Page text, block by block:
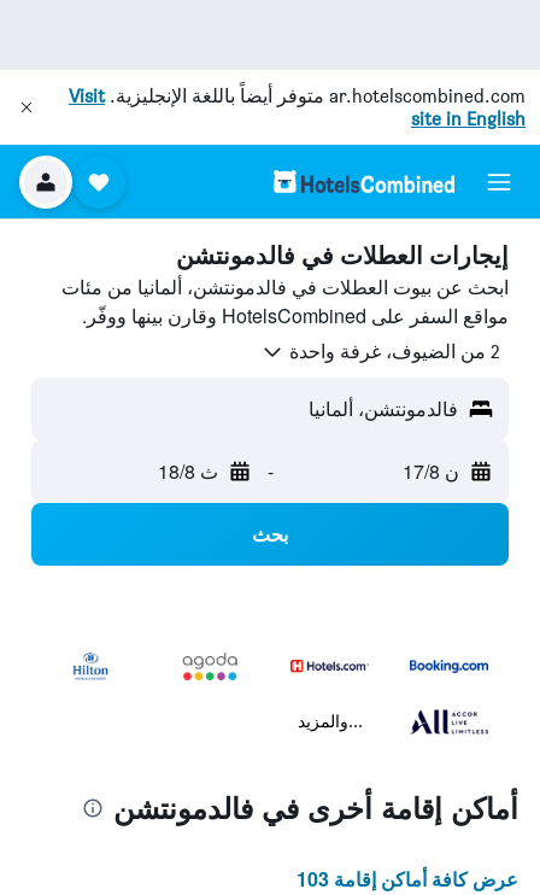
ar.hotelscombined.com متوفر أيضاً باللغة الإنجليزية.Visit
site in English
إيجارات العطلات في فالدمونتشن
ابحث عن بيوت العطلات في فالدمونتشن، ألمانيا من مئات
مواقع السفر على HotelsCombined وقارن بينها ووفّر.
2 من الضيوف، غرفة واحدة
فالدمونتشن، ألمانيا
ن 17/8 - ث 18/8
بحث
...والمزيد
أماكن إقامة أخرى في فالدمونتشن
عرض كافة أماكن إقامة 103